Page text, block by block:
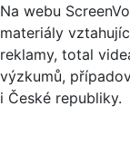
Na webu
materiály
reklamy, total
výzkumů,
i České republiky.